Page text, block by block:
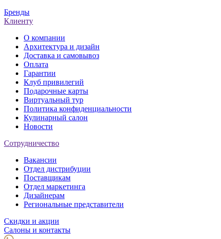
Бренды
Клиенту
О компании
Архитектура и дизайн
Доставка и самовывоз
Оплата
Гарантии
Клуб привилегий
Подарочные карты
Виртуальный тур
Политика конфиденциальности
Кулинарный салон
Новости
Сотрудничество
Вакансии
Отдел дистрибуции
Поставщикам
Отдел маркетинга
Дизайнерам
Региональные представители
Скидки и акции
Салоны и контакты